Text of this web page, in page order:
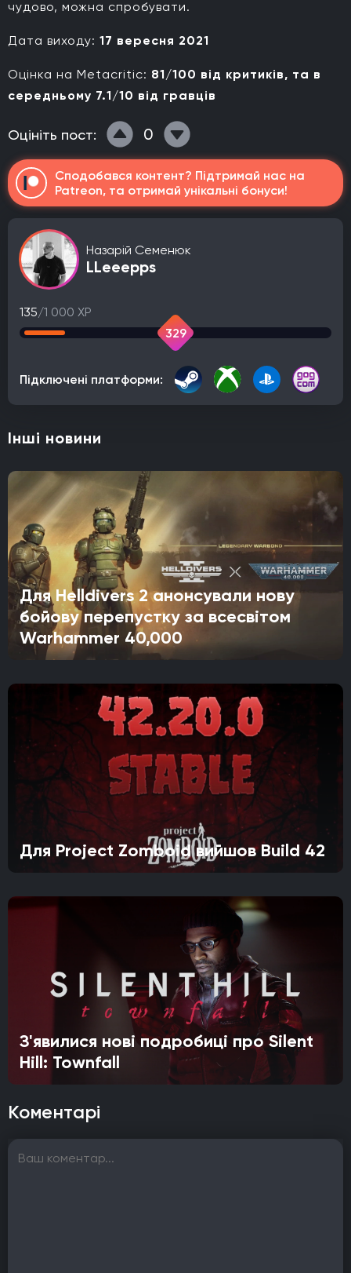
чудово, можна спробувати.
Дата виходу: 17 вересня 2021
Оцінка на Metacritic: 81/100 від критиків, та в
середньому 7.1/10 від гравців
Оцініть пост: 0
Сподобався контент? Підтримай нас на
Patreon, та отримай унікальні бонуси!
Назарій Семенюк
LLeeepps
135/1 000 XP
329
Підключені платформи:
Інші новини
Для Helldivers 2 анонсували нову
бойову перепустку за всесвітом
Warhammer 40,000
Для Project Zomboid вийшов Build 42
З'явилися нові подробиці про Silent
Hill: Townfall
Коментарі